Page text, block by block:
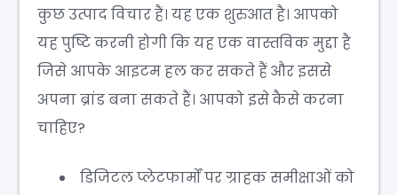
कुछ उत्पाद विचार हैं। यह एक शुरुआत है। आपको
यह पुष्टि करनी होगी कि यह एक वास्तविक मुद्दा है
जिसे आपके आइटम हल कर सकते हैं और इससे
अपना ब्रांड बना सकते हैं। आपको इसे कैसे करना
चाहिए?
डिजिटल प्लेटफार्मों पर ग्राहक समीक्षाओं को